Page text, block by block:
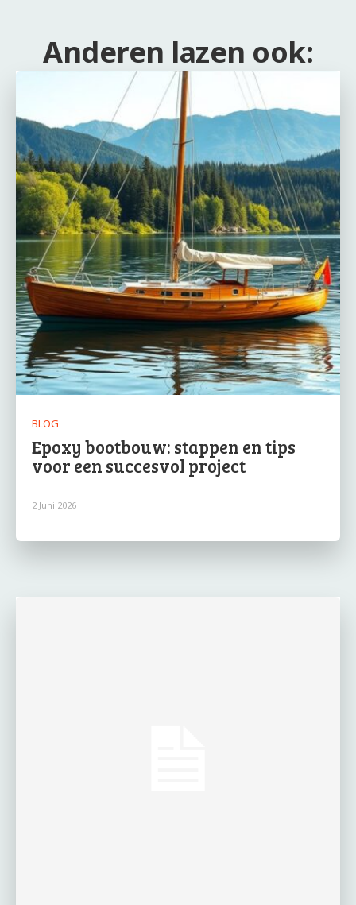
Anderen lazen ook:
BLOG
Epoxy bootbouw: stappen en tips
voor een succesvol project
2 Juni 2026